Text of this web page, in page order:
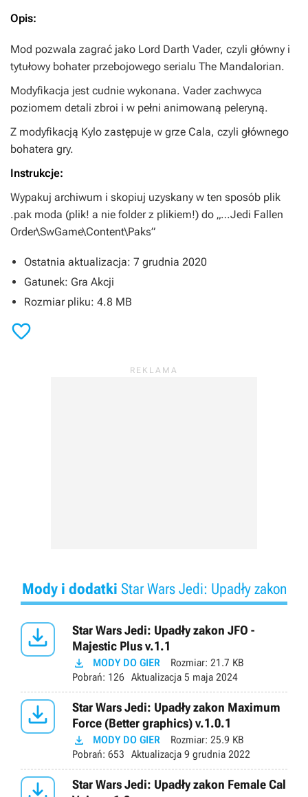
Opis:
Mod pozwala zagrać jako Lord Darth Vader, czyli główny i
tytułowy bohater przebojowego serialu The Mandalorian.
Modyfikacja jest cudnie wykonana. Vader zachwyca
poziomem detali zbroi i w pełni animowaną peleryną.
Z modyfikacją Kylo zastępuje w grze Cala, czyli głównego
bohatera gry.
Instrukcje:
Wypakuj archiwum i skopiuj uzyskany w ten sposób plik
.pak moda (plik! a nie folder z plikiem!) do „…Jedi Fallen
Order\SwGame\Content\Paks”
Ostatnia aktualizacja: 7 grudnia 2020
Gatunek: Gra Akcji
Rozmiar pliku: 4.8 MB

Mody i dodatki Star Wars Jedi: Upadły zakon

Star Wars Jedi: Upadły zakon JFO -
Majestic Plus v.1.1
 MODY DO GIER Rozmiar: 21.7 KB
Pobrań: 126 Aktualizacja 5 maja 2024

Star Wars Jedi: Upadły zakon Maximum
Force (Better graphics) v.1.0.1
 MODY DO GIER Rozmiar: 25.9 KB
Pobrań: 653 Aktualizacja 9 grudnia 2022
Star Wars Jedi: Upadły zakon Female Cal